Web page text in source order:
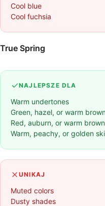
Cool blue
Cool fuchsia
True Spring
NAJLEPSZE DLA
Warm undertones
Green, hazel, or warm
Red, auburn, or warm
Warm, peachy, or golden
UNIKAJ
Muted colors
Dusty shades